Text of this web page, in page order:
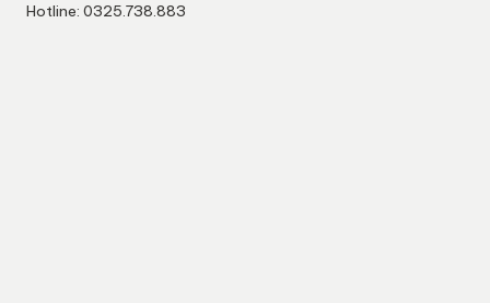
Hotline: 0325.738.883